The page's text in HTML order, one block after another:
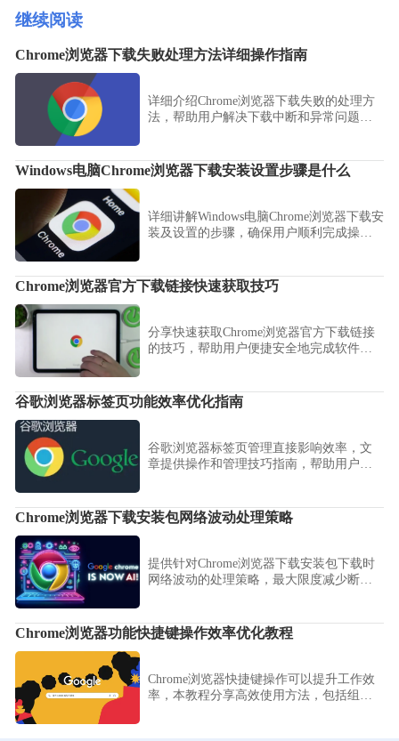
继续阅读
Chrome浏览器下载失败处理方法详细操作指南
详细介绍Chrome浏览器下载失败的处理方
法，帮助用户解决下载中断和异常问题，
Windows电脑Chrome浏览器下载安装设置步骤是什么
详细讲解Windows电脑Chrome浏览器下载安
装及设置的步骤，确保用户顺利完成操
Chrome浏览器官方下载链接快速获取技巧
分享快速获取Chrome浏览器官方下载链接
的技巧，帮助用户便捷安全地完成软件下
谷歌浏览器标签页功能效率优化指南
谷歌浏览器标签页管理直接影响效率，文
章提供操作和管理技巧指南，帮助用户提
Chrome浏览器下载安装包网络波动处理策略
提供针对Chrome浏览器下载安装包下载时
网络波动的处理策略，最大限度减少断线
Chrome浏览器功能快捷键操作效率优化教程
Chrome浏览器快捷键操作可以提升工作效
率，本教程分享高效使用方法，包括组合